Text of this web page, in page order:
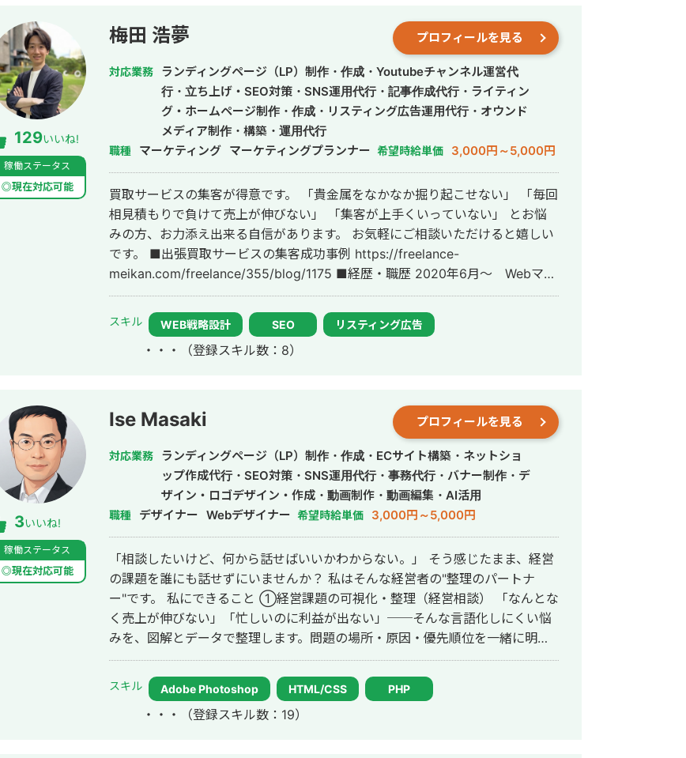
129いいね!
稼働ステータス
◎現在対応可能
梅田 浩夢 プロフィールを見る
対応業務
ランディングページ（LP）制作・作成・Youtubeチャンネル運営代
行・立ち上げ・SEO対策・SNS運用代行・記事作成代行・ライティン
グ・ホームページ制作・作成・リスティング広告運用代行・オウンド
メディア制作・構築・運用代行
職種 マーケティング マーケティングプランナー 希望時給単価 3,000円～5,000円
買取サービスの集客が得意です。 「貴金属をなかなか掘り起こせない」 「毎回
相見積もりで負けて売上が伸びない」 「集客が上手くいっていない」 とお悩
みの方、お力添え出来る自信があります。 お気軽にご相談いただけると嬉しい
です。 ■出張買取サービスの集客成功事例 https://freelance-
meikan.com/freelance/355/blog/1175 ■経歴・職歴 2020年6月〜 Webマー
ケ支援会社（当時社員7名）にインターンとして参画し、案件獲得に向けた自社
集客（SEO・Web広告運用・LP制作・YouTubeチャンネル運用・メールマーケ
ティング等）を担当。 2022年3月 名古屋大学理学部数学科卒。 2022年4
月〜 Webマーケ会社勤務。人材系クライアントを主に担当。 2024年11月 こ
にて、ROAS350%など、好調な事例が複数あり。 ・StockSun営業代行サービ
ス「カリトルくん」、StockSunサロンの広告運用を担当。 ・ベンチャー企業~
大手企業のWebマーケティング支援に携わり、Web広告運用、LP制作を担当。
費用対効果を1.5〜2倍に改善するなど多数。 #SEO ・インターン先にて自社サ
イトのSEO対策を1人で担当し、月間アクセス数を約7倍(3,000→約22,000)、
月間問い合わせ件数を1件から4〜5件まで成長。 ・人材系SEOメディアにて
得。 #YouTube ・法人向けYouTubeチャンネル運営に立ち上げ時から携わり、
チャンネル登録者数4,000人、月間商談獲得10〜15件達成。 →企画、台本作
成、撮影、編集、分析全て担当。 ■ 主な経験業界 ・買取サービス ・不用品回
収 ・人材紹介：toC/toBいずれも経験あり ・営業代行 ・SaaS ・広告代理店
・飲食店 ・官公庁
スキル WEB戦略設計 SEO リスティング広告
・・・ （登録スキル数：8）
3いいね!
稼働ステータス
◎現在対応可能
Ise Masaki プロフィールを見る
対応業務
ランディングページ（LP）制作・作成・ECサイト構築・ネットショ
ップ作成代行・SEO対策・SNS運用代行・事務代行・バナー制作・デ
ザイン・ロゴデザイン・作成・動画制作・動画編集・AI活用
職種 デザイナー Webデザイナー 希望時給単価 3,000円～5,000円
「相談したいけど、何から話せばいいかわからない。」 そう感じたまま、経営
の課題を誰にも話せずにいませんか？ 私はそんな経営者の"整理のパートナ
ー"です。 私にできること ①経営課題の可視化・整理（経営相談） 「なんとな
く売上が伸びない」「忙しいのに利益が出ない」──そんな言語化しにくい悩
みを、図解とデータで整理します。問題の場所・原因・優先順位を一緒に明確
にする、それが私の仕事の出発点です。 ②デザイン制作（実行支援） 課題が
見えたら、次は「動かす」フェーズ。バナー広告・SNS画像・名刺・パンフレ
ット・ショート動画・サムネイル・アイコン・ヘッダーなど、中小企業の販
促・採用・ブランディングに必要なデザインを制作します。 → 相談だけ・制作
スキル Adobe Photoshop HTML/CSS PHP
・・・ （登録スキル数：19）